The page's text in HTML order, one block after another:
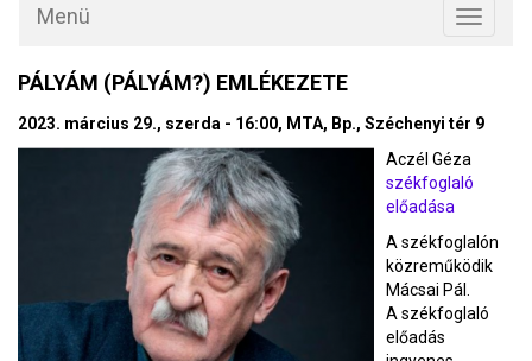
Toggle
Menü
PÁLYÁM (PÁLYÁM?) EMLÉKEZETE
2023. március 29., szerda - 16:00, MTA, Bp., Széchenyi tér 9
Aczél Géza
székfoglaló
előadása
A székfoglalón
közreműködik
Mácsai Pál.
A székfoglaló
előadás